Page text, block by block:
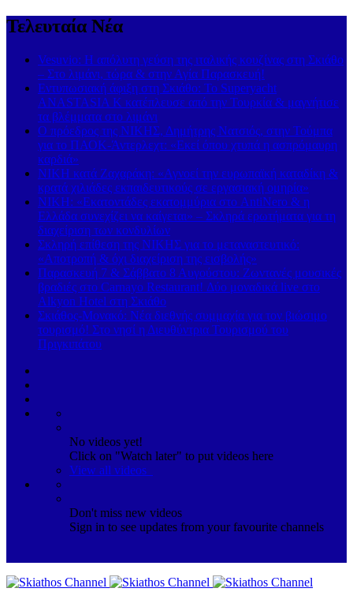
Τελευταία Νέα
Vesuvio: Η απόλυτη γεύση της ιταλικής κουζίνας στη Σκιάθο
– Στο λιμάνι, τώρα & στην Αγία Παρασκευή!
Εντυπωσιακή άφιξη στη Σκιάθο: Το Superyacht
ANASTASIA K κατέπλευσε από την Τουρκία & μαγνήτισε
τα βλέμματα στο λιμάνι
Ο πρόεδρος της ΝΙΚΗΣ, Δημήτρης Νατσιός, στην Τούμπα
για το ΠΑΟΚ-Άντερλεχτ: «Εκεί όπου χτυπά η ασπρόμαυρη
καρδιά»
ΝΙΚΗ κατά Ζαχαράκη: «Αγνοεί την ευρωπαϊκή καταδίκη &
κρατά χιλιάδες εκπαιδευτικούς σε εργασιακή ομηρία»
ΝΙΚΗ: «Εκατοντάδες εκατομμύρια στο AntiNero & η
Ελλάδα συνεχίζει να καίγεται» – Σκληρά ερωτήματα για τη
διαχείριση των κονδυλίων
Σκληρή επίθεση της ΝΙΚΗΣ για το μεταναστευτικό:
«Αποτροπή & όχι διαχείριση της εισβολής»
Παρασκευή 7 & Σάββατο 8 Αυγούστου: Ζωντανές μουσικές
βραδιές στο Carnayo Restaurant! Δύο μοναδικά live στο
Alkyon Hotel στη Σκιάθο
Σκιάθος-Μονακό: Νέα διεθνής συμμαχία για τον βιώσιμο
τουρισμό! Στο νησί η Διευθύντρια Τουρισμού του
Πριγκιπάτου
No videos yet!
Click on "Watch later" to put videos here
View all videos
Don't miss new videos
Sign in to see updates from your favourite channels